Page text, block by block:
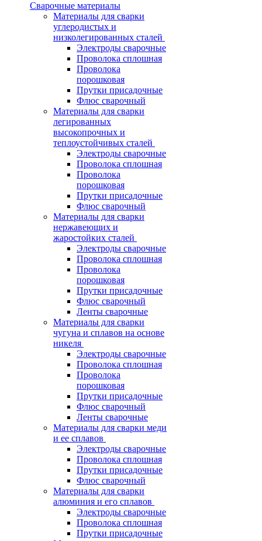
Сварочные материалы
Материалы для сварки
углеродистых и
низколегированных сталей
Электроды сварочные
Проволока сплошная
Проволока
порошковая
Прутки присадочные
Флюс сварочный
Материалы для сварки
легированных
высокопрочных и
теплоустойчивых сталей
Электроды сварочные
Проволока сплошная
Проволока
порошковая
Прутки присадочные
Флюс сварочный
Материалы для сварки
нержавеющих и
жаростойких сталей
Электроды сварочные
Проволока сплошная
Проволока
порошковая
Прутки присадочные
Флюс сварочный
Ленты сварочные
Материалы для сварки
чугуна и сплавов на основе
никеля
Электроды сварочные
Проволока сплошная
Проволока
порошковая
Прутки присадочные
Флюс сварочный
Ленты сварочные
Материалы для сварки меди
и ее сплавов
Электроды сварочные
Проволока сплошная
Прутки присадочные
Флюс сварочный
Материалы для сварки
алюминия и его сплавов
Электроды сварочные
Проволока сплошная
Прутки присадочные